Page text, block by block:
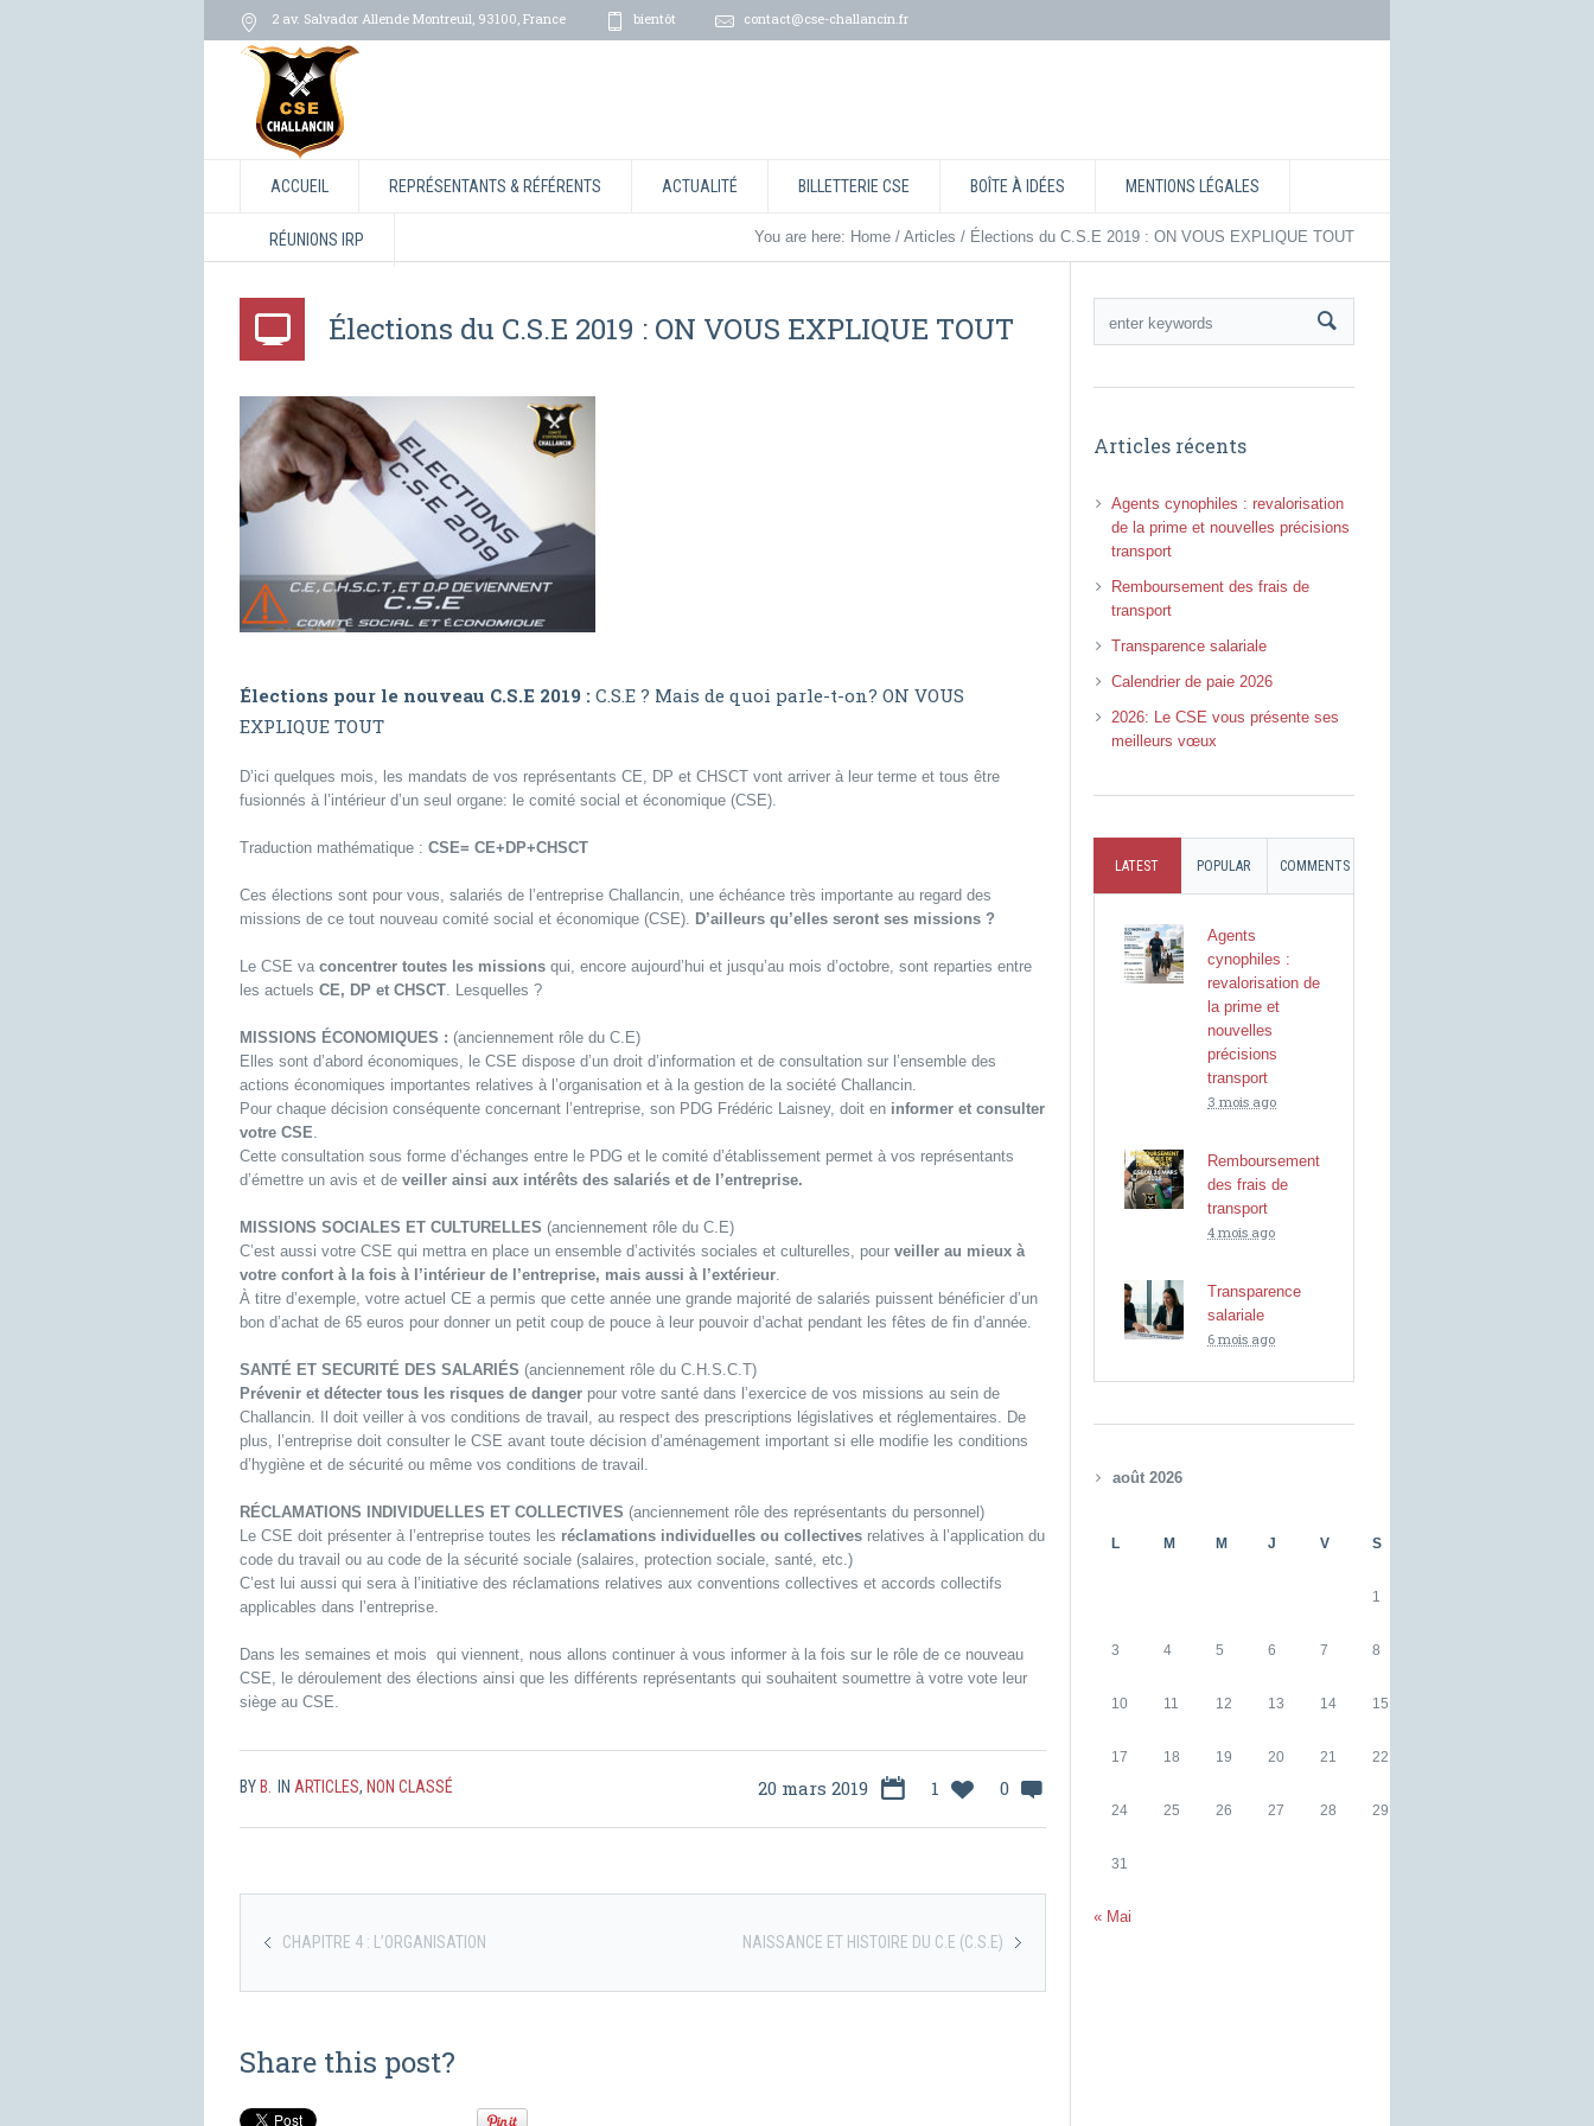
2 av. Salvador Allende Montreuil, 93100, France bientôt contact@cse-challancin.fr
ACCUEIL REPRÉSENTANTS & RÉFÉRENTS ACTUALITÉ BILLETTERIE CSE BOÎTE À IDÉES MENTIONS LÉGALES
RÉUNIONS IRP You are here: Home / Articles / Élections du C.S.E 2019 : ON VOUS EXPLIQUE TOUT
Élections du C.S.E 2019 : ON VOUS EXPLIQUE TOUT
Élections pour le nouveau C.S.E 2019 : C.S.E ? Mais de quoi parle-t-on? ON VOUS
EXPLIQUE TOUT
D’ici quelques mois, les mandats de vos représentants CE, DP et CHSCT vont arriver à leur terme et tous être
fusionnés à l’intérieur d’un seul organe: le comité social et économique (CSE).
Traduction mathématique : CSE= CE+DP+CHSCT
Ces élections sont pour vous, salariés de l’entreprise Challancin, une échéance très importante au regard des
missions de ce tout nouveau comité social et économique (CSE). D’ailleurs qu’elles seront ses missions ?
Le CSE va concentrer toutes les missions qui, encore aujourd’hui et jusqu’au mois d’octobre, sont reparties entre
les actuels CE, DP et CHSCT. Lesquelles ?
MISSIONS ÉCONOMIQUES : (anciennement rôle du C.E)
Elles sont d’abord économiques, le CSE dispose d’un droit d’information et de consultation sur l’ensemble des
actions économiques importantes relatives à l’organisation et à la gestion de la société Challancin.
Pour chaque décision conséquente concernant l’entreprise, son PDG Frédéric Laisney, doit en informer et consulter
votre CSE.
Cette consultation sous forme d’échanges entre le PDG et le comité d’établissement permet à vos représentants
d’émettre un avis et de veiller ainsi aux intérêts des salariés et de l’entreprise.
MISSIONS SOCIALES ET CULTURELLES (anciennement rôle du C.E)
C’est aussi votre CSE qui mettra en place un ensemble d’activités sociales et culturelles, pour veiller au mieux à
votre confort à la fois à l’intérieur de l’entreprise, mais aussi à l’extérieur.
À titre d’exemple, votre actuel CE a permis que cette année une grande majorité de salariés puissent bénéficier d’un
bon d’achat de 65 euros pour donner un petit coup de pouce à leur pouvoir d’achat pendant les fêtes de fin d’année.
SANTÉ ET SECURITÉ DES SALARIÉS (anciennement rôle du C.H.S.C.T)
Prévenir et détecter tous les risques de danger pour votre santé dans l’exercice de vos missions au sein de
Challancin. Il doit veiller à vos conditions de travail, au respect des prescriptions législatives et réglementaires. De
plus, l’entreprise doit consulter le CSE avant toute décision d’aménagement important si elle modifie les conditions
d’hygiène et de sécurité ou même vos conditions de travail.
RÉCLAMATIONS INDIVIDUELLES ET COLLECTIVES (anciennement rôle des représentants du personnel)
Le CSE doit présenter à l’entreprise toutes les réclamations individuelles ou collectives relatives à l’application du
code du travail ou au code de la sécurité sociale (salaires, protection sociale, santé, etc.)
C’est lui aussi qui sera à l’initiative des réclamations relatives aux conventions collectives et accords collectifs
applicables dans l’entreprise.
Dans les semaines et mois qui viennent, nous allons continuer à vous informer à la fois sur le rôle de ce nouveau
CSE, le déroulement des élections ainsi que les différents représentants qui souhaitent soumettre à votre vote leur
siège au CSE.
20 mars 2019 1 0
BY B. IN ARTICLES, NON CLASSÉ
NAISSANCE ET HISTOIRE DU C.E (C.S.E)
CHAPITRE 4 : L’ORGANISATION
Share this post?
Articles récents
Agents cynophiles : revalorisation
de la prime et nouvelles précisions
transport
Remboursement des frais de
transport
Transparence salariale
Calendrier de paie 2026
2026: Le CSE vous présente ses
meilleurs vœux
LATEST POPULAR COMMENTS
Agents
cynophiles :
revalorisation de
la prime et
nouvelles
précisions
transport
3 mois ago
Remboursement
des frais de
transport
4 mois ago
Transparence
salariale
6 mois ago
août 2026
L M M J V S
1
3 4 5 6 7 8
10 11 12 13 14 15
17 18 19 20 21 22
24 25 26 27 28 29
31
« Mai